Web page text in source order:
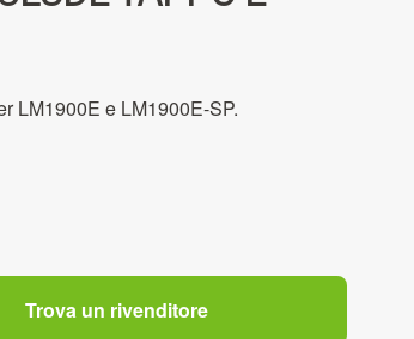
LM1900E e LM1900E-SP.
Trova un rivenditore